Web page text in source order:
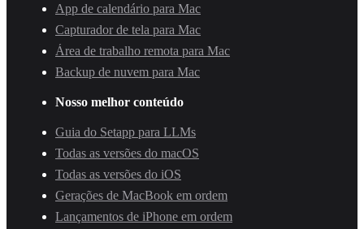
App de calendário para Mac
Capturador de tela para Mac
Área de trabalho remota para Mac
Backup de nuvem para Mac
Nosso melhor conteúdo
Guia do Setapp para LLMs
Todas as versões do macOS
Todas as versões do iOS
Gerações de MacBook em ordem
Lançamentos de iPhone em ordem